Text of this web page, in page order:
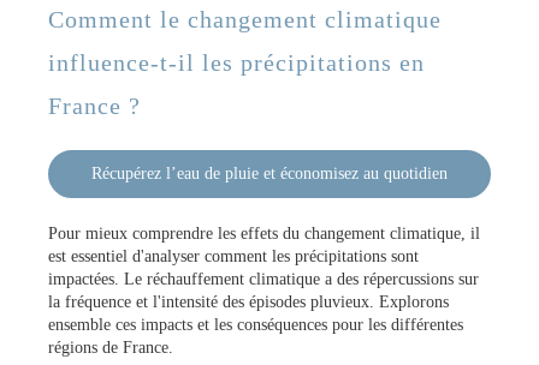
Comment le changement climatique
influence-t-il les précipitations en
France ?
Récupérez l’eau de pluie et économisez au quotidien
Pour mieux comprendre les effets du changement climatique, il
est essentiel d'analyser comment les précipitations sont
impactées. Le réchauffement climatique a des répercussions sur
la fréquence et l'intensité des épisodes pluvieux. Explorons
ensemble ces impacts et les conséquences pour les différentes
régions de France.